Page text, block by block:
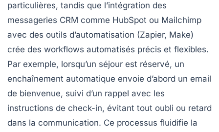
particulières, tandis que l’intégration des
messageries CRM comme HubSpot ou Mailchimp
avec des outils d’automatisation (Zapier, Make)
crée des workflows automatisés précis et flexibles.
Par exemple, lorsqu’un séjour est réservé, un
enchaînement automatique envoie d’abord un email
de bienvenue, suivi d’un rappel avec les
instructions de check-in, évitant tout oubli ou retard
dans la communication. Ce processus fluidifie la